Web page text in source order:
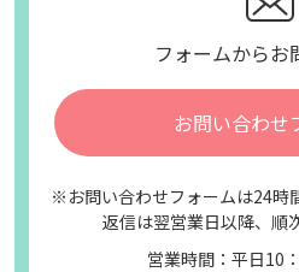
フォームからお
お問い合わせ
※お問い合わせフォームは24時
返信は翌営業日以降、順
営業時間：平日10